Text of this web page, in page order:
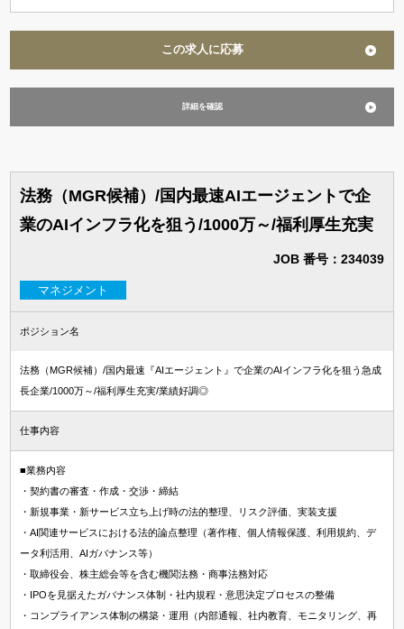
この求人に応募
詳細を確認
法務（MGR候補）/国内最速AIエージェントで企
業のAIインフラ化を狙う/1000万～/福利厚生充実
JOB 番号：234039
マネジメント
ポジション名
法務（MGR候補）/国内最速『AIエージェント』で企業のAIインフラ化を狙う急成
長企業/1000万～/福利厚生充実/業績好調◎
仕事内容
■業務内容
・契約書の審査・作成・交渉・締結
・新規事業・新サービス立ち上げ時の法的整理、リスク評価、実装支援
・AI関連サービスにおける法的論点整理（著作権、個人情報保護、利用規約、デ
ータ利活用、AIガバナンス等）
・取締役会、株主総会等を含む機関法務・商事法務対応
・IPOを見据えたガバナンス体制・社内規程・意思決定プロセスの整備
・コンプライアンス体制の構築・運用（内部通報、社内教育、モニタリング、再